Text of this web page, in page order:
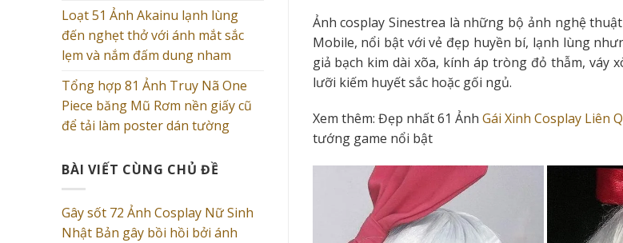
Loạt 51 Ảnh Akainu lạnh lùng
đến nghẹt thở với ánh mắt sắc
lẹm và nắm đấm dung nham
Tổng hợp 81 Ảnh Truy Nã One
Piece băng Mũ Rơm nền giấy cũ
để tải làm poster dán tường
BÀI VIẾT CÙNG CHỦ ĐỀ
Gây sốt 72 Ảnh Cosplay Nữ Sinh
Nhật Bản gây bồi hồi bởi ánh
Ảnh cosplay Sinestrea là những bộ ảnh nghệ
Mobile, nổi bật với vẻ đẹp huyền bí, lạnh lùng
giả bạch kim dài xõa, kính áp tròng đỏ thẫm, váy
lưỡi kiếm huyết sắc hoặc gối ngủ.
Xem thêm: Đẹp nhất 61 Ảnh Gái Xinh Cosplay Liên
tướng game nổi bật